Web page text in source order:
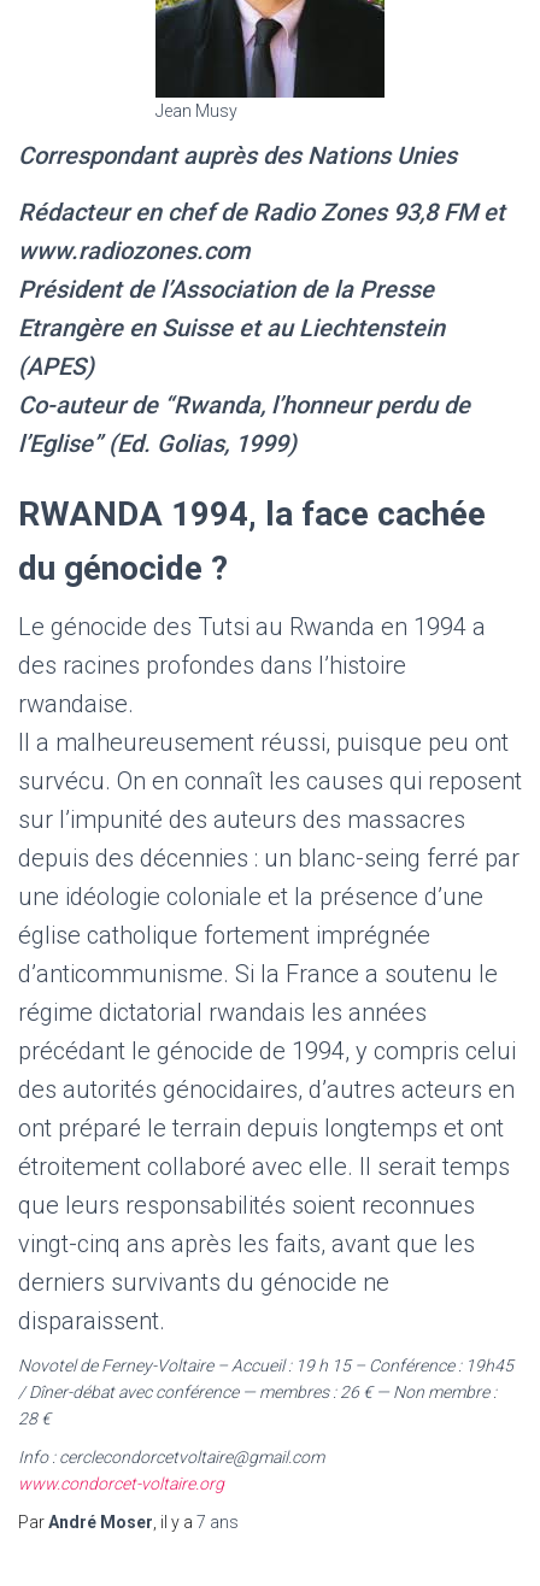
Jean Musy
Correspondant auprès des Nations Unies
Rédacteur en chef de Radio Zones 93,8 FM et
www.radiozones.com
Président de l’Association de la Presse
Etrangère en Suisse et au Liechtenstein
(APES)
Co-auteur de “Rwanda, l’honneur perdu de
l’Eglise” (Ed. Golias, 1999)
RWANDA 1994, la face cachée
du génocide ?
Le génocide des Tutsi au Rwanda en 1994 a
des racines profondes dans l’histoire
rwandaise.
Il a malheureusement réussi, puisque peu ont
survécu. On en connaît les causes qui reposent
sur l’impunité des auteurs des massacres
depuis des décennies : un blanc-seing ferré par
une idéologie coloniale et la présence d’une
église catholique fortement imprégnée
d’anticommunisme. Si la France a soutenu le
régime dictatorial rwandais les années
précédant le génocide de 1994, y compris celui
des autorités génocidaires, d’autres acteurs en
ont préparé le terrain depuis longtemps et ont
étroitement collaboré avec elle. Il serait temps
que leurs responsabilités soient reconnues
vingt-cinq ans après les faits, avant que les
derniers survivants du génocide ne
disparaissent.
Novotel de Ferney-Voltaire – Accueil : 19 h 15 – Conférence : 19h45
/ Dîner-débat avec conférence — membres : 26 € — Non membre :
28 €
Info : cerclecondorcetvoltaire@gmail.com
www.condorcet-voltaire.org
ParAndré Moser , il y a 7 ans